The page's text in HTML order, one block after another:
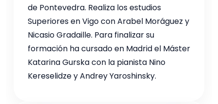
de Pontevedra. Realiza los estudios
Superiores en Vigo con Arabel Moráguez y
Nicasio Gradaille. Para finalizar su
formación ha cursado en Madrid el Máster
Katarina Gurska con la pianista Nino
Kereselidze y Andrey Yaroshinsky.